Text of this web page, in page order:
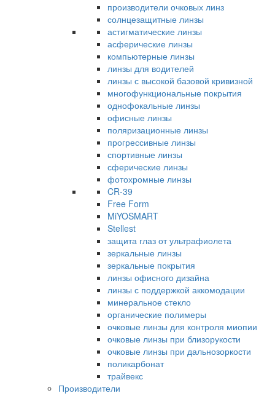
производители очковых линз
солнцезащитные линзы
астигматические линзы
асферические линзы
компьютерные линзы
линзы для водителей
линзы с высокой базовой кривизной
многофункциональные покрытия
однофокальные линзы
офисные линзы
поляризационные линзы
прогрессивные линзы
спортивные линзы
сферические линзы
фотохромные линзы
CR-39
Free Form
MiYOSMART
Stellest
защита глаз от ультрафиолета
зеркальные линзы
зеркальные покрытия
линзы офисного дизайна
линзы с поддержкой аккомодации
минеральное стекло
органические полимеры
очковые линзы для контроля миопии
очковые линзы при близорукости
очковые линзы при дальнозоркости
поликарбонат
трайвекс
Производители